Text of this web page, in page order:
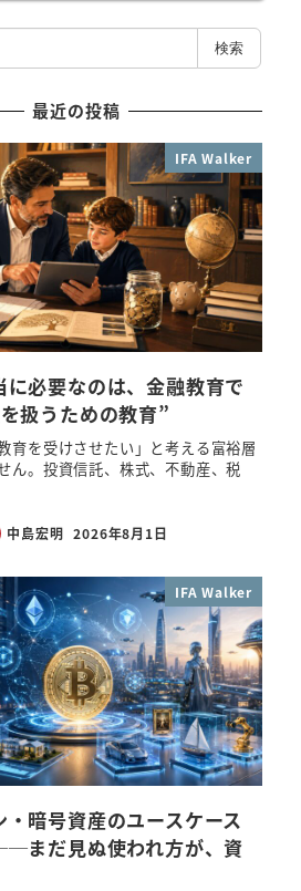
検索
最近の投稿
IFA Walker
に必要なのは、金融教育で
扱うための教育”
育を受けさせたい」と考える富裕層
ん。投資信託、株式、不動産、税
中島宏明 2026年8月1日
IFA Walker
・暗号資産のユースケース
まだ見ぬ使われ方が、資